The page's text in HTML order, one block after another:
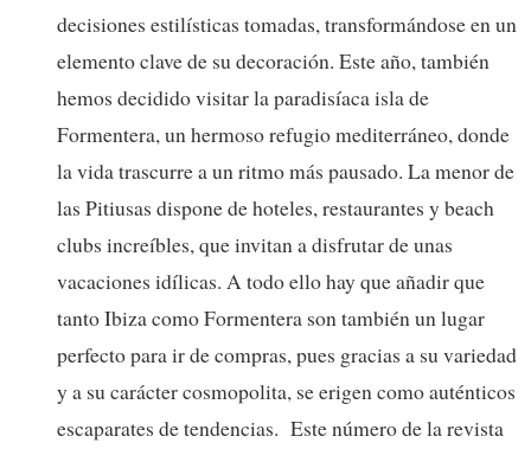
decisiones estilísticas tomadas, transformándose en un
elemento clave de su decoración. Este año, también
hemos decidido visitar la paradisíaca isla de
Formentera, un hermoso refugio mediterráneo, donde
la vida trascurre a un ritmo más pausado. La menor de
las Pitiusas dispone de hoteles, restaurantes y beach
clubs increíbles, que invitan a disfrutar de unas
vacaciones idílicas. A todo ello hay que añadir que
tanto Ibiza como Formentera son también un lugar
perfecto para ir de compras, pues gracias a su variedad
y a su carácter cosmopolita, se erigen como auténticos
escaparates de tendencias. Este número de la revista